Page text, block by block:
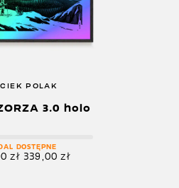
POLAK
3.0 holo
DOSTĘPNE
zł 339,00zł